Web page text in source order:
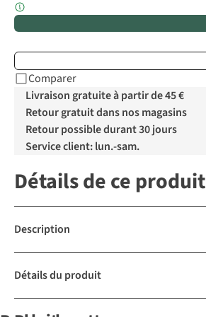
Comparer
Livraison gratuite à partir de 45 €
Retour gratuit dans nos magasins
Retour possible durant 30 jours
Service client: lun.-sam.
Détails de ce produit
Description
Détails du produit